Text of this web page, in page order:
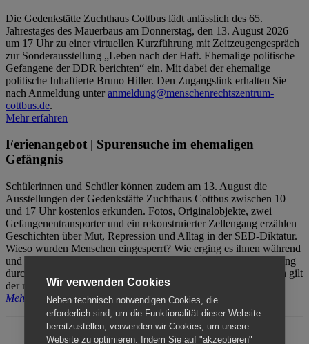
Die Gedenkstätte Zuchthaus Cottbus lädt anlässlich des 65.
Jahrestages des Mauerbaus am Donnerstag, den 13. August 2026
um 17 Uhr zu einer virtuellen Kurzführung mit Zeitzeugengespräch
zur Sonderausstellung „Leben nach der Haft. Ehemalige politische
Gefangene der DDR berichten“ ein. Mit dabei der ehemalige
politische Inhaftierte Bruno Hiller. Den Zugangslink erhalten Sie
nach Anmeldung unteranmeldung@menschenrechtszentrum-
cottbus.de.
Mehr erfahren
Ferienangebot | Spurensuche im ehemaligen
Gefängnis
Schülerinnen und Schüler können zudem am 13. August die
Ausstellungen der Gedenkstätte Zuchthaus Cottbus zwischen 10
und 17 Uhr kostenlos erkunden. Fotos, Originalobjekte, zwei
Gefangenentransporter und ein rekonstruierter Zellengang erzählen
Geschichten über Mut, Repression und Alltag in der SED-Diktatur.
Wieso wurden Menschen eingesperrt? Wie erging es ihnen während
und nach der Haft? Der Besuch erfolgt individuell ohne Betreuung
durch das Menschenrechtszentrum Cottbus. Für Begleitpersonen gilt
der reguläre Eintritt (8€ / ermäßigt 5€).
Mehr erfahren
Wir verwenden Cookies
Neben technisch notwendigen Cookies, die
erforderlich sind, um die Funktionalität dieser Website
bereitzustellen, verwenden wir Cookies, um unsere
Website zu optimieren. Indem Sie auf "akzeptieren"